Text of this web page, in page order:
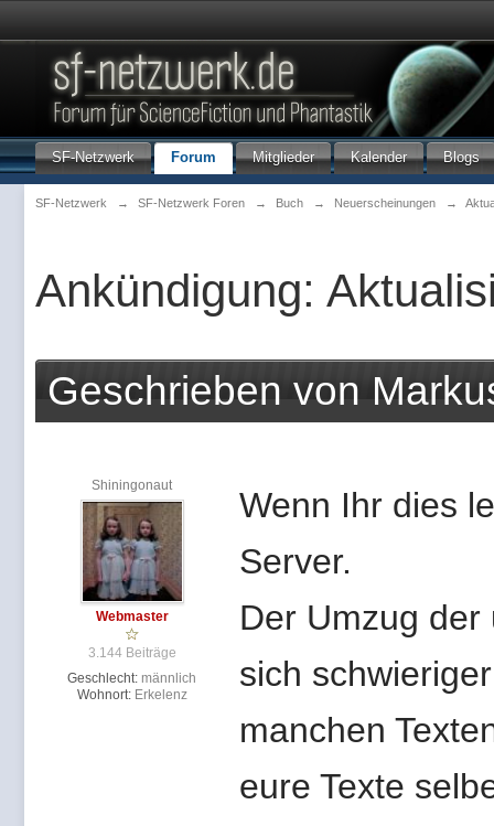
SF-Netzwerk Forum Mitglieder Kalender Blogs
SF-Netzwerk → SF-Netzwerk Foren → Buch → Neuerscheinungen →
Ankündigung:
Geschrieben von
Shiningonaut
Webmaster
3.144 Beiträge
Geschlecht: männlich
Wohnort: Erkelenz
Wenn Ihr dies
Server.
Der Umzug
sich
manchen
eure Texte